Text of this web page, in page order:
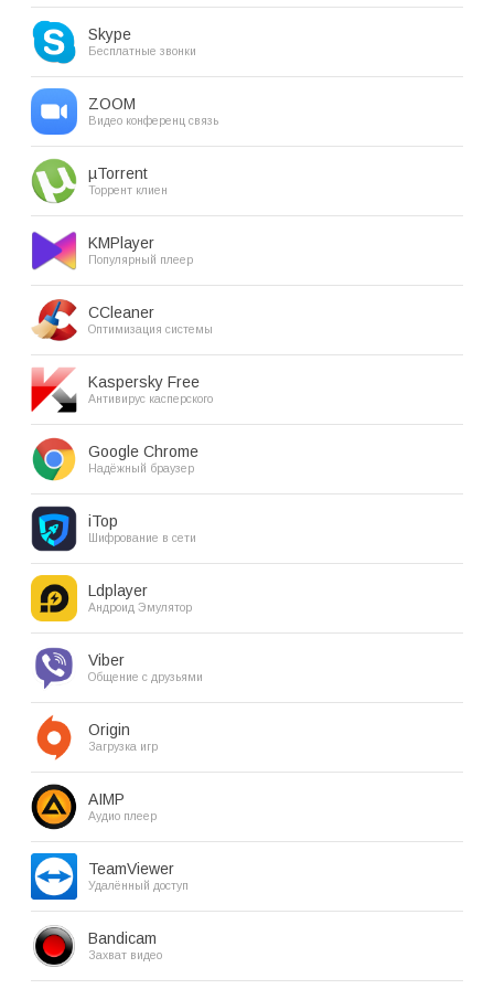
Skype
Бесплатные звонки
ZOOM
Видео конференц связь
µTorrent
Торрент клиен
KMPlayer
Популярный плеер
CCleaner
Оптимизация системы
Kaspersky Free
Антивирус касперского
Google Chrome
Надёжный браузер
iTop
Шифрование в сети
Ldplayer
Андроид Эмулятор
Viber
Общение с друзьями
Origin
Загрузка игр
AIMP
Аудио плеер
TeamViewer
Удалённый доступ
Bandicam
Захват видео